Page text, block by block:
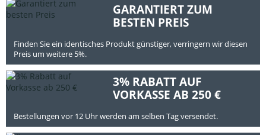
GARANTIERT ZUM
BESTEN PREIS
Finden Sie ein identisches Produkt günstiger, verringern wir diesen
Preis um weitere 5%.
3% RABATT AUF
VORKASSE AB 250 €
Bestellungen vor 12 Uhr werden am selben Tag versendet.